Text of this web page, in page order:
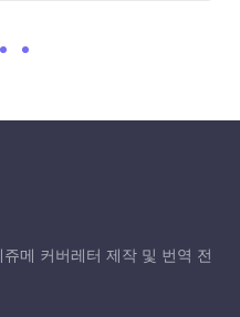
메 커버레터 제작 및 번역 전